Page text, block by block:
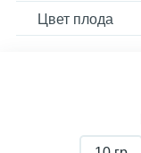
Цвет плода